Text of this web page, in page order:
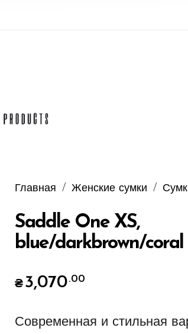
Главная / Женские сумки /
Saddle One XS,
blue/darkbrown/coral
₴3,070.00
Современная и стильная